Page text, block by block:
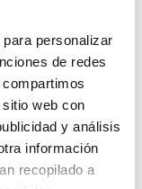
personalizar
de redes
web con
y análisis
información
recopilado a